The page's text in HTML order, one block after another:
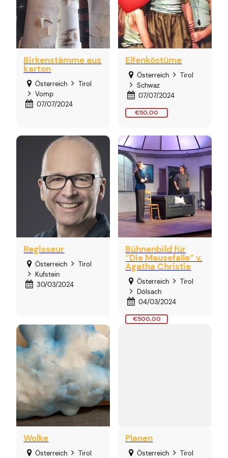
Birkenstämme aus
karton
Österreich
Tirol
Vomp
07/07/2024
Elfenköstüme
Österreich
Tirol
Schwaz
07/07/2024
€50,00
Regisseur
Österreich
Tirol
Kufstein
30/03/2024
Bühnenbild für
“Die Mausefalle” v.
Agatha Christie
Österreich
Tirol
Dölsach
04/03/2024
€500,00
Wolke
Österreich
Tirol
Planen
Österreich
Tirol